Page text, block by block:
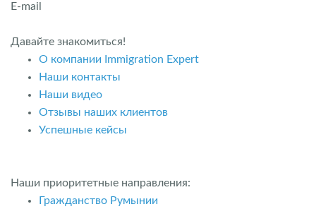
E-mail
Давайте знакомиться!
О компании Immigration Expert
Наши контакты
Наши видео
Отзывы наших клиентов
Успешные кейсы
Наши приоритетные направления:
Гражданство Румынии